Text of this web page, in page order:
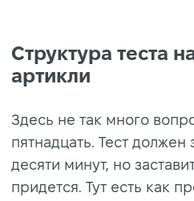
Структура теста
артикли
Здесь не так много
пятнадцать. Тест должен
десяти минут, но
придется. Тут есть как